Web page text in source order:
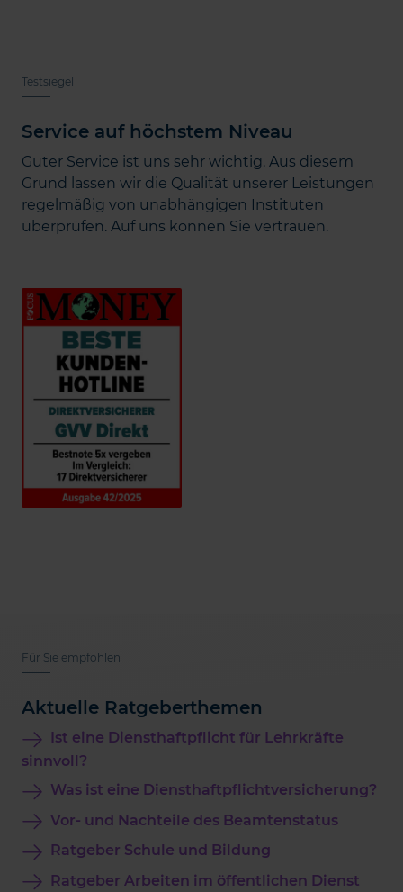
Testsiegel
Service auf höchstem Niveau
Guter Service ist uns sehr wichtig. Aus diesem
Grund lassen wir die Qualität unserer Leistungen
regelmäßig von unabhängigen Instituten
überprüfen. Auf uns können Sie vertrauen.
Für Sie empfohlen
Aktuelle Ratgeberthemen
Ist eine Diensthaftpflicht für Lehrkräfte
sinnvoll?
Was ist eine Diensthaftpflichtversicherung?
Vor- und Nachteile des Beamtenstatus
Ratgeber Schule und Bildung
Ratgeber Arbeiten im öffentlichen Dienst